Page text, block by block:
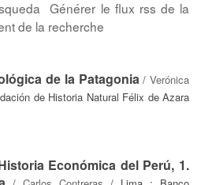
Générer le flux rss de la
de la recherche
de la Patagonia/Verónica
de Historia Natural Félix de Azara
Económica del Perú, 1.